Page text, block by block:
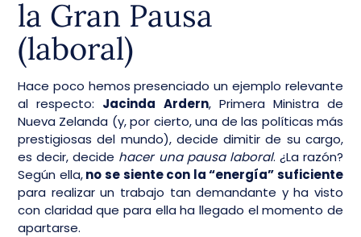
la Gran Pausa
(laboral)
Hace poco hemos presenciado un ejemplo relevante
al respecto: Jacinda Ardern, Primera Ministra de
Nueva Zelanda (y, por cierto, una de las políticas más
prestigiosas del mundo), decide dimitir de su cargo,
es decir, decide hacer una pausa laboral. ¿La razón?
Según ella,no se siente con la “energía” suficiente
para realizar un trabajo tan demandante y ha visto
con claridad que para ella ha llegado el momento de
apartarse.